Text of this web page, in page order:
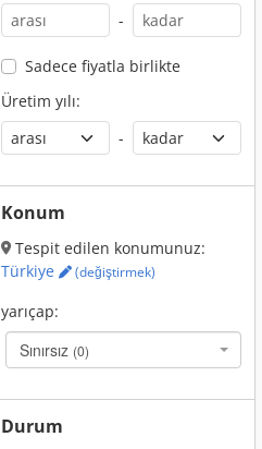
-
Sadece fiyatla birlikte
Üretim yılı:
-
Konum
Tespit edilen konumunuz:
Türkiye
(değiştirmek)
yarıçap:
Sınırsız (0)
Durum